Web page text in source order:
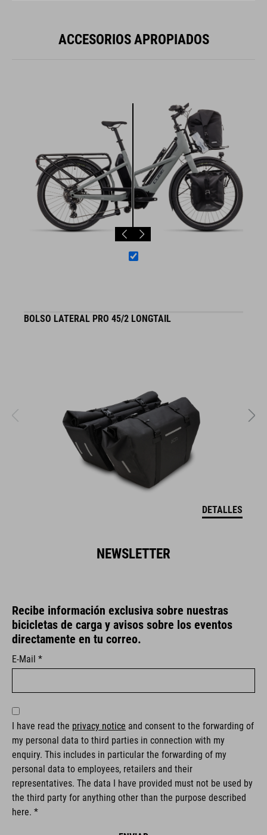
ACCESORIOS APROPIADOS
BOLSO LATERAL PRO 45/2 LONGTAIL
DETALLES
NEWSLETTER
Recibe información exclusiva sobre nuestras
bicicletas de carga y avisos sobre los eventos
directamente en tu correo.
E-Mail *
I have read the privacy notice and consent to the forwarding of
my personal data to third parties in connection with my
enquiry. This includes in particular the forwarding of my
personal data to employees, retailers and their
representatives. The data I have provided must not be used by
the third party for anything other than the purpose described
here. *